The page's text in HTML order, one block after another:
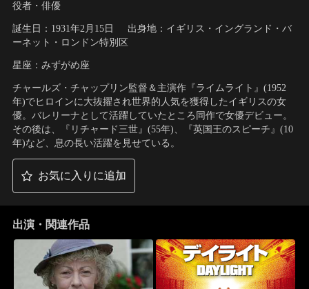
役者・俳優
誕生日：1931年2月15日
出身地：イギリス・イングランド・バ
ーネット・ロンドン特別区
星座：みずがめ座
チャールズ・チャップリン監督＆主演作『ライムライト』(1952
年)でヒロインに大抜擢され世界的人気を獲得したイギリスの女
優。バレリーナとして活躍していたところ同作で女優デビュー。
その後は、『リチャード三世』(55年)、『英国王のスピーチ』(10
年)など、息の長い活躍を見せている。
お気に入りに追加
出演・関連作品